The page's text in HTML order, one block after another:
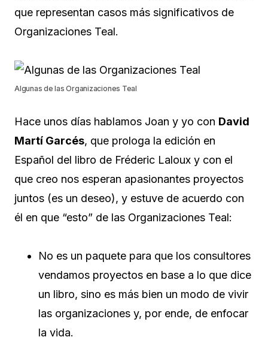
que representan casos más significativos de
Organizaciones Teal.
Algunas de las Organizaciones Teal
Hace unos días hablamos Joan y yo con David
Martí Garcés, que prologa la edición en
Español del libro de Fréderic Laloux y con el
que creo nos esperan apasionantes proyectos
juntos (es un deseo), y estuve de acuerdo con
él en que “esto” de las Organizaciones Teal:
No es un paquete para que los consultores
vendamos proyectos en base a lo que dice
un libro, sino es más bien un modo de vivir
las organizaciones y, por ende, de enfocar
la vida.